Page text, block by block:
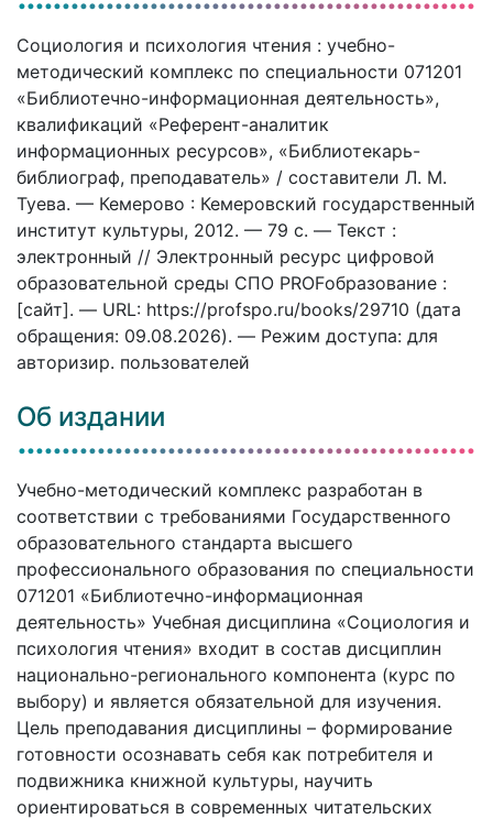
Социология и психология чтения : учебно-
методический комплекс по специальности 071201
«Библиотечно-информационная деятельность»,
квалификаций «Референт-аналитик
информационных ресурсов», «Библиотекарь-
библиограф, преподаватель» / составители Л. М.
Туева. — Кемерово : Кемеровский государственный
институт культуры, 2012. — 79 c. — Текст :
электронный // Электронный ресурс цифровой
образовательной среды СПО PROFобразование :
[сайт]. — URL: https://profspo.ru/books/29710 (дата
обращения: 09.08.2026). — Режим доступа: для
авторизир. пользователей
Об издании
Учебно-методический комплекс разработан в
соответствии с требованиями Государственного
образовательного стандарта высшего
профессионального образования по специальности
071201 «Библиотечно-информационная
деятельность» Учебная дисциплина «Социология и
психология чтения» входит в состав дисциплин
национально-регионального компонента (курс по
выбору) и является обязательной для изучения.
Цель преподавания дисциплины – формирование
готовности осознавать себя как потребителя и
подвижника книжной культуры, научить
ориентироваться в современных читательских